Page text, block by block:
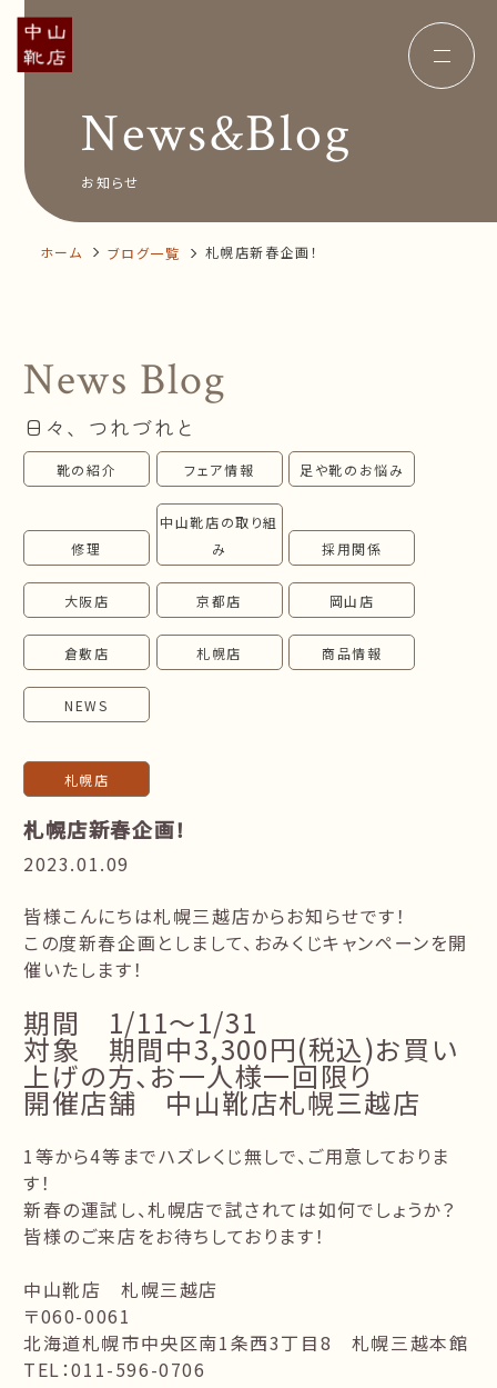
Concept コンセプト
Insole オーダー中敷き
News&Blog
Company 会社概要
オンラインショップ
お問い合わせ
News&Blog
お知らせ
ホーム ブログ一覧 札幌店新春企画！
News Blog
日々、つれづれと
靴の紹介 フェア情報 足や靴のお悩み
修理
中山靴店の取り組
み
採用関係
大阪店 京都店 岡山店
倉敷店 札幌店 商品情報
NEWS
札幌店
札幌店新春企画！
2023.01.09
皆様こんにちは札幌三越店からお知らせです！
この度新春企画としまして、おみくじキャンペーンを開
催いたします！
期間 1/11〜1/31
対象 期間中3,300円(税込)お買い
上げの方、お一人様一回限り
開催店舗 中山靴店札幌三越店
1等から4等までハズレくじ無しで、ご用意しておりま
す！
新春の運試し、札幌店で試されては如何でしょうか？
皆様のご来店をお待ちしております！
中山靴店 札幌三越店
〒060-0061
北海道札幌市中央区南1条西3丁目8 札幌三越本館
TEL：011-596-0706